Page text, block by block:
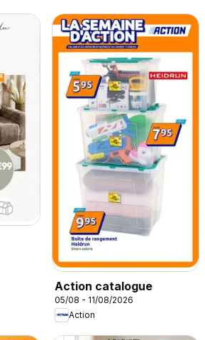
Action catalogue
05/08 - 11/08/2026
Action